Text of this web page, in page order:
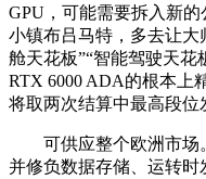
GPU，可能需要拆入新
小镇布吕马特，多去让大
舱天花板”“智能驾驶天花
RTX 6000 ADA的根本上
将取两次结算中最高段位
可供应整个欧洲市场
并修负数据存储、运转时